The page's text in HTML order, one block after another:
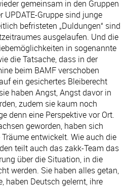
gemeinsam in den Gruppen
Gruppe sind junge
befristeten „Duldungen“ sind
ausgelaufen. Und die
in sogenannte
die Tatsache, dass in der
beim BAMF verschoben
ein gesichertes Bleiberecht
haben Angst, Angst davor in
zudem sie kaum noch
denn eine Perspektive vor Ort.
geworden, haben sich
entwickelt. Wie auch die
teilt auch das zakk-Team das
über die Situation, in die
werden. Sie haben alles getan,
haben Deutsch gelernt, ihre